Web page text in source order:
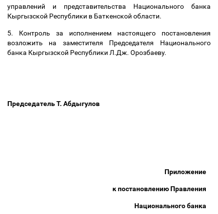
управлений и представительства Национального банка
Кыргызской Республики в Баткенской области.
5. Контроль за исполнением настоящего постановления
возложить на заместителя Председателя Национального
банка Кыргызской Республики Л.Дж. Орозбаеву.
Председатель Т. Абдыгулов
Приложение
к постановлению Правления
Национального банка